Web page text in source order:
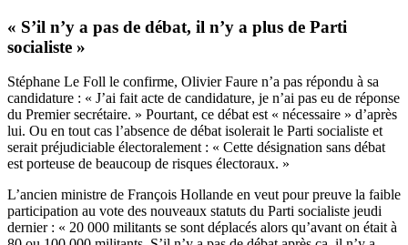
« S’il n’y a pas de débat, il n’y a plus de Parti
socialiste »
Stéphane Le Foll le confirme, Olivier Faure n’a pas répondu à sa
candidature : « J’ai fait acte de candidature, je n’ai pas eu de réponse
du Premier secrétaire. » Pourtant, ce débat est « nécessaire » d’après
lui. Ou en tout cas l’absence de débat isolerait le Parti socialiste et
serait préjudiciable électoralement : « Cette désignation sans débat
est porteuse de beaucoup de risques électoraux. »
L’ancien ministre de François Hollande en veut pour preuve la faible
participation au vote des nouveaux statuts du Parti socialiste jeudi
dernier : « 20 000 militants se sont déplacés alors qu’avant on était à